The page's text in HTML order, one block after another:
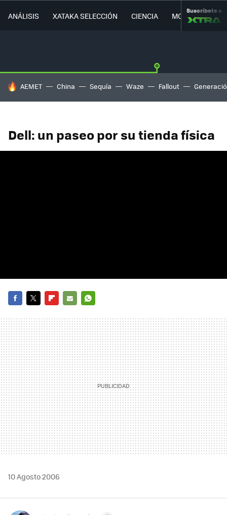
ANÁLISIS XATAKA SELECCIÓN CIENCIA MOVILIDAD
Suscríbete a
HOY SE HABLA DE
AEMET China Sequía Waze Fallout
Dell: un paseo por su tienda física
MAIL
10 Agosto 2006